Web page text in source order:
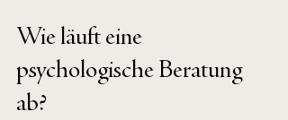
Wie läuft eine
psychologische Beratung
ab?